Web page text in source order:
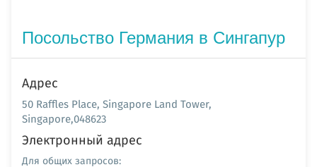
Посольство Германия в Сингапур
Адрес
50 Raffles Place, Singapore Land Tower,
Singapore,048623
Электронный адрес
Для общих запросов: